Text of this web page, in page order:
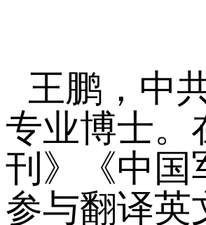
王鹏，中
专业博士。
刊》《中国
参与翻译英